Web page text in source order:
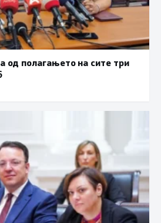
од полагањето на сите три